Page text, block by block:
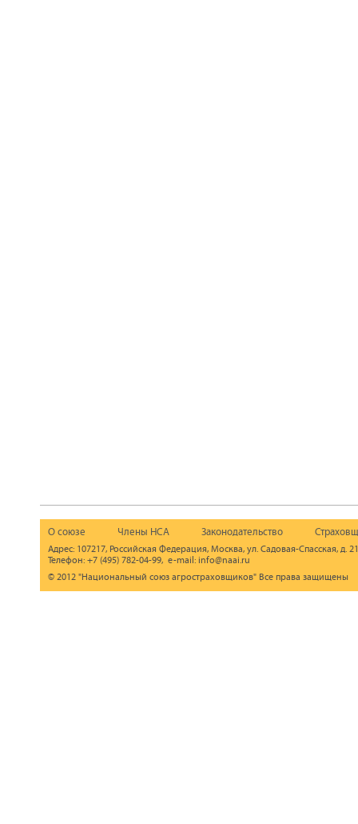
О союзе Члены НСА Законодательство
Адрес: 107217, Российская Федерация, Москва, ул. Садовая-Спасская, д.
Телефон: +7 (495) 782-04-99, e-mail: info@naai.ru
© 2012 "Национальный союз агростраховщиков" Все права защищены